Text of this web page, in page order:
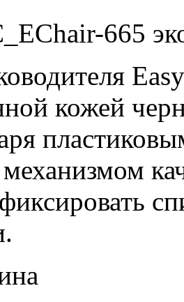
665
кожей